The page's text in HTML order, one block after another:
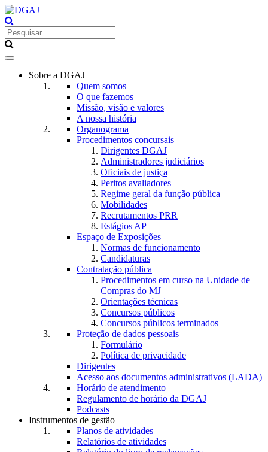
Toggle
navigationSobre a DGAJ
Quem somos
O que fazemos
Missão, visão e valores
A nossa história
Organograma
Procedimentos concursais
Dirigentes DGAJ
Administradores judiciários
Oficiais de justiça
Peritos avaliadores
Regime geral da função pública
Mobilidades
Recrutamentos PRR
Estágios AP
Espaço de Exposições
Normas de funcionamento
Candidaturas
Contratação pública
Procedimentos em curso na Unidade de
Compras do MJ
Orientações técnicas
Concursos públicos
Concursos públicos terminados
Proteção de dados pessoais
Formulário
Política de privacidade
Dirigentes
Acesso aos documentos administrativos (LADA)
Horário de atendimento
Regulamento de horário da DGAJ
Podcasts
Instrumentos de gestão
Planos de atividades
Relatórios de atividades